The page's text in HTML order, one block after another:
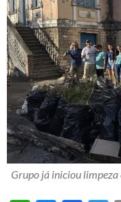
Grupo já iniciou limpeza